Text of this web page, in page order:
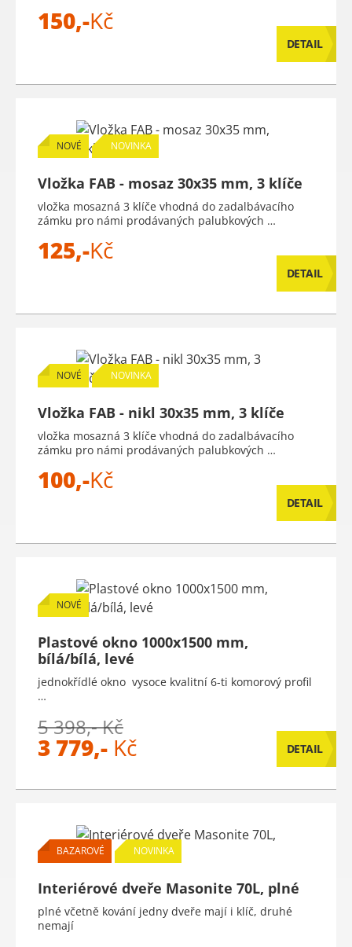
150,-Kč
DETAIL
NOVÉ NOVINKA
Vložka FAB - mosaz 30x35 mm, 3 klíče
vložka mosazná 3 klíče vhodná do zadalbávacího
zámku pro námi prodávaných palubkových …
125,-Kč
DETAIL
NOVÉ NOVINKA
Vložka FAB - nikl 30x35 mm, 3 klíče
vložka mosazná 3 klíče vhodná do zadalbávacího
zámku pro námi prodávaných palubkových …
100,-Kč
DETAIL
NOVÉ
Plastové okno 1000x1500 mm,
bílá/bílá, levé
jednokřídlé okno vysoce kvalitní 6-ti komorový profil
…
5 398,- Kč
3 779,- Kč DETAIL
BAZAROVÉ NOVINKA
Interiérové dveře Masonite 70L, plné
plné včetně kování jedny dveře mají i klíč, druhé
nemají